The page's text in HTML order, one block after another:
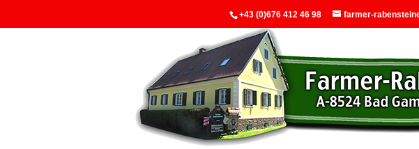
+43 (0)676 412 46 98 farmer-